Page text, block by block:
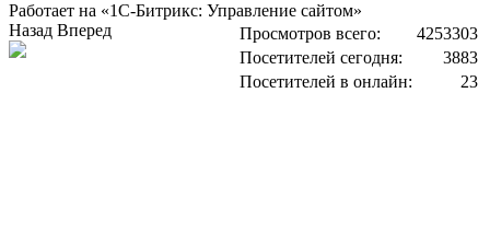
Работает на «1С-Битрикс: Управление сайтом»
Просмотров всего:
4253303
Посетителей сегодня:
3883
Посетителей в онлайн:
23
Назад Вперед